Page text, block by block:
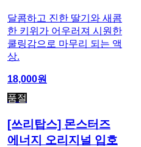
달콤하고 진한 딸기와 새콤
한 키위가 어우러져 시원한
쿨링감으로 마무리 되는 액
상.
18,000원
품절
[쓰리탑스] 몬스터즈
에너지 오리지널 입호